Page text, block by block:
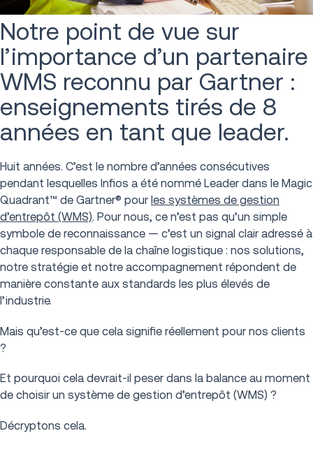
Notre point de vue sur
l’importance d’un partenaire
WMS reconnu par Gartner :
enseignements tirés de 8
années en tant que leader.
Huit années. C’est le nombre d’années consécutives
pendant lesquelles Infios a été nommé Leader dans le Magic
Quadrant™ de Gartner® pour les systèmes de gestion
d’entrepôt (WMS). Pour nous, ce n’est pas qu’un simple
symbole de reconnaissance — c’est un signal clair adressé à
chaque responsable de la chaîne logistique : nos solutions,
notre stratégie et notre accompagnement répondent de
manière constante aux standards les plus élevés de
l’industrie.
Mais qu’est-ce que cela signifie réellement pour nos clients
?
Et pourquoi cela devrait-il peser dans la balance au moment
de choisir un système de gestion d’entrepôt (WMS) ?
Décryptons cela.